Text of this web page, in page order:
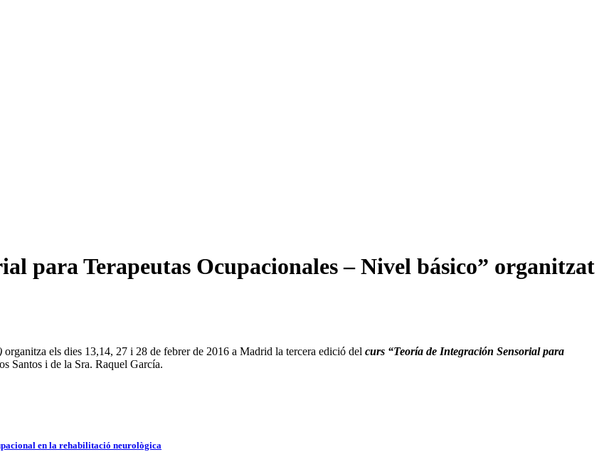
para Terapeutas Ocupacionales – Nivel básico” organitzat
organitza els dies 13,14, 27 i 28 de febrer de 2016 a Madrid la tercera edició del curs “Teoría de Integración Sensorial para
Santos i de la Sra. Raquel García.
en la rehabilitació neurològica